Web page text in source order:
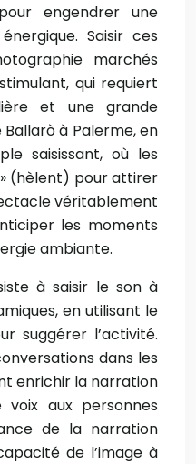
engendrer une
Saisir ces
marchés
qui requiert
et une grande
à Palerme, en
saisissant, où les
(hèlent) pour attirer
véritablement
les moments
ambiante.
à saisir le son à
en utilisant le
suggérer l’activité.
dans les
enrichir la narration
aux personnes
de la narration
de l’image à